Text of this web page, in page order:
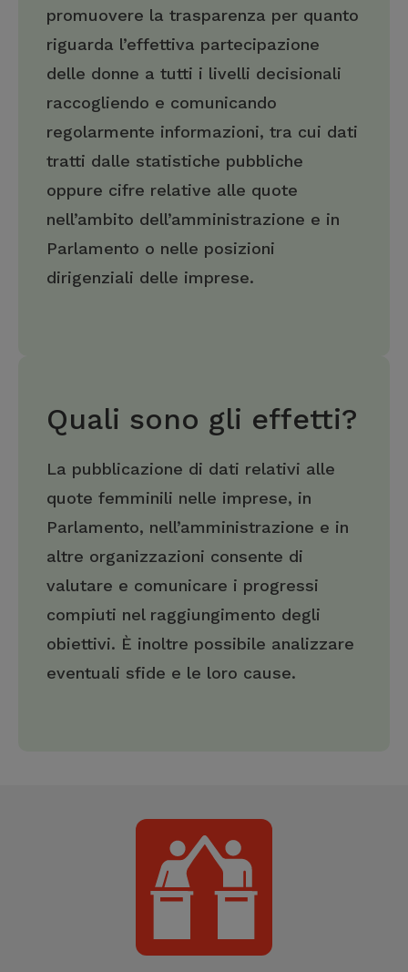
promuovere la trasparenza per quanto
riguarda l’effettiva partecipazione
delle donne a tutti i livelli decisionali
raccogliendo e comunicando
regolarmente informazioni, tra cui dati
tratti dalle statistiche pubbliche
oppure cifre relative alle quote
nell’ambito dell’amministrazione e in
Parlamento o nelle posizioni
dirigenziali delle imprese.
Quali sono gli effetti?
La pubblicazione di dati relativi alle
quote femminili nelle imprese, in
Parlamento, nell’amministrazione e in
altre organizzazioni consente di
valutare e comunicare i progressi
compiuti nel raggiungimento degli
obiettivi. È inoltre possibile analizzare
eventuali sfide e le loro cause.